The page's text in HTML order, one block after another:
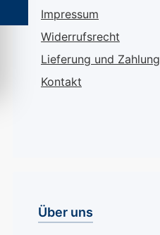
Impressum
Widerrufsrecht
Lieferung und Zahlung
Kontakt
Über uns